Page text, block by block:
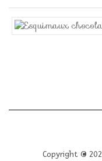
Copyright ©